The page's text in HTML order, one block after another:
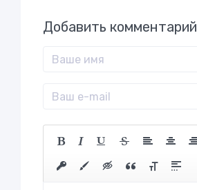
Добавить комментарий